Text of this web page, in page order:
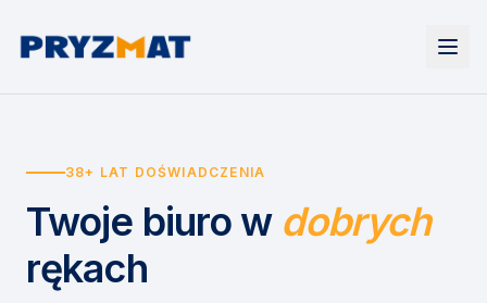
Urządzenia
Drukarki i urządzenia wielofunkcyjne
Etykiety i identyfikacja
Skanery i obieg dokumentów
Monitory interaktywne
Niszczarki dokumentów
Wynajem drukarek
Wynajem urządzeń biurowych
Asystent druku
EZD RP
Misja szkoła
Serwis
38+ LAT DOŚWIADCZENIA
Twoje biuro w dobrych
rękach